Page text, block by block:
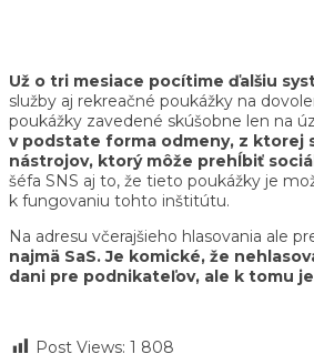
Už o tri mesiace pocítime ďalšiu
služby aj rekreačné poukážky na
poukážky zavedené skúšobne len na
v podstate forma odmeny, z ktorej
nástrojov, ktorý môže prehĺbiť
šéfa SNS aj to, že tieto poukážky je
k fungovaniu tohto inštitútu.
Na adresu včerajšieho hlasovania ale
najmä SaS. Je komické, že
dani pre podnikateľov, ale k tomu
Post Views: 1 808